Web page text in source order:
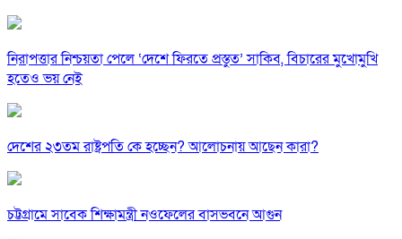
নিরাপত্তার নিশ্চয়তা পেলে ‘দেশে ফিরতে প্রস্তুত’ সাকিব, বিচারের মুখোমুখি
হতেও ভয় নেই
দেশের ২৩তম রাষ্ট্রপতি কে হচ্ছেন? আলোচনায় আছেন কারা?
চট্টগ্রামে সাবেক শিক্ষামন্ত্রী নওফেলের বাসভবনে আগুন